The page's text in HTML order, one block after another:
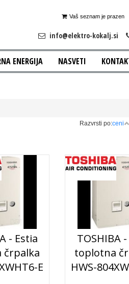
Vaš seznam je prazen
info@elektro-kokalj.si
ENERGIJA NASVETI
Razvrsti po:ceni
- Estia
črpalka
E
TOSHIBA
toplotna
HWS-